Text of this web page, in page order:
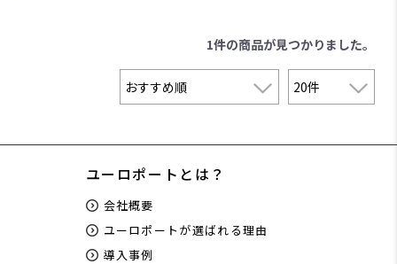
1件の商品が見つかりました。
ユーロポートとは？
会社概要
ユーロポートが選ばれる理由
導入事例